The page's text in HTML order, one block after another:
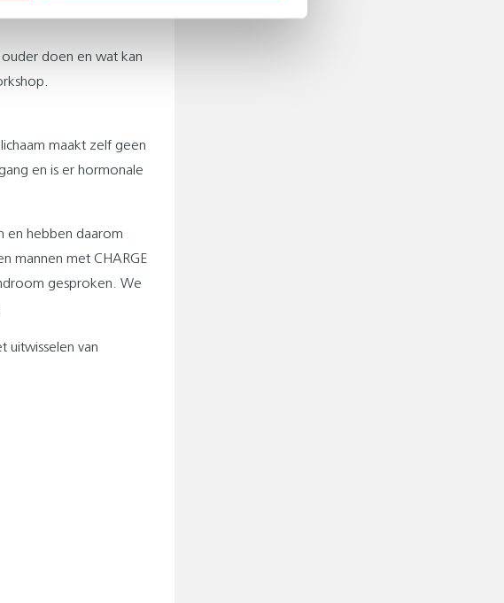
doen en wat kan
maakt zelf geen
en is er hormonale
en hebben daarom
mannen met CHARGE
gesproken. We
uitwisselen van